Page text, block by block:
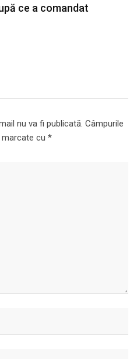
a comandat
nu va fi publicată. Câmpurile
cu *